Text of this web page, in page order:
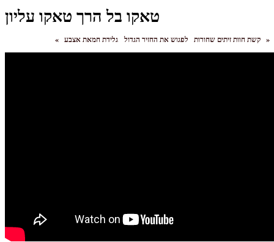
טאקו בל הרך טאקו עליון
« קשת חוות זיתים שחורות לפגוש את החזיר הגדול »